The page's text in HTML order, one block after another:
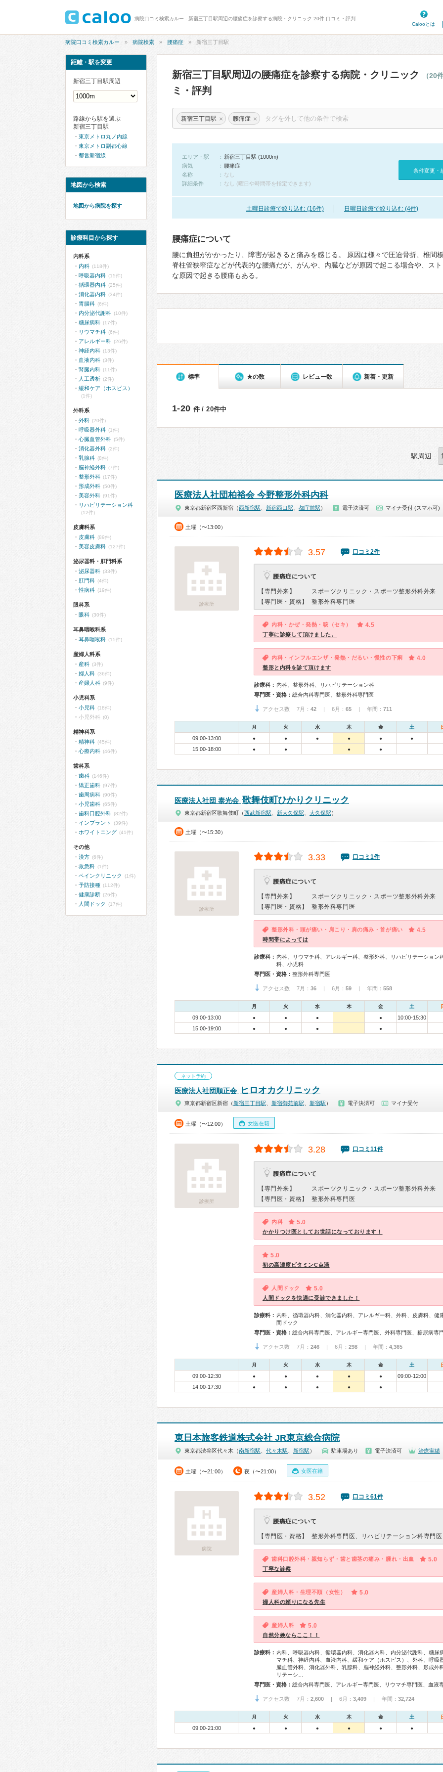
病院口コミ検索カルー - 新宿三丁目駅周辺の腰痛症を診察する病院・クリニック 20件 口コミ・評判
Calooとは
病院口コミ検索カルー 病院検索 腰痛症 新宿三丁目駅
新宿三丁目駅周辺の腰痛症を診察する病院・クリニック （20
ミ・評判
新宿三丁目駅 × 腰痛症 ×
エリア・駅
新宿三丁目駅 (1000m)
病気
腰痛症
名称
なし
詳細条件
なし (曜日や時間帯を指定できます)
条件変更・
土曜日診療で絞り込む (16件) 日曜日診療で絞り込む (4件)
腰痛症について
腰に負担がかかったり、障害が起きると痛みを感じる。 原因は様々で圧迫骨折、椎間
脊柱管狭窄症などが代表的な腰痛だが、がんや、内臓などが原因で起こる場合や、ス
な原因で起きる腰痛もある。
標準 ★の数 レビュー数 新着・更新
1-20 件 / 20件中
駅周辺
医療法人社団柏裕会 今野整形外科内科
東京都新宿区西新宿（西新宿駅 新宿西口駅 都庁前駅 ） 電子決済可 マイナ受付 (スマホ可)
土曜（〜13:00）
診療所
3.57 口コミ2件
腰痛症について
【専門外来】
スポーツクリニック・スポーツ整形外科外来
【専門医・資格】
整形外科専門医
内科・かぜ・発熱・咳（セキ） 4.5
丁寧に診療して頂けました。
内科・インフルエンザ・発熱・だるい・慢性の下痢 4.0
整形と内科を診て頂けます
診療科： 内科、整形外科、リハビリテーション科
専門医・資格： 総合内科専門医、整形外科専門医
アクセス数 7月： 42 | 6月： 65 | 年間： 711
月 火 水 木 金 土
09:00-13:00 ● ● ● ● ● ●
15:00-18:00 ● ● ● ●
医療法人社団 泰光会 歌舞伎町ひかりクリニック
東京都新宿区歌舞伎町（西武新宿駅 新大久保駅 大久保駅 ）
土曜（〜15:30）
診療所
3.33 口コミ1件
腰痛症について
【専門外来】
スポーツクリニック・スポーツ整形外科外来
【専門医・資格】
整形外科専門医
整形外科・頭が痛い・肩こり・肩の痛み・首が痛い 4.5
時間帯によっては
診療科： 内科、リウマチ科、アレルギー科、整形外科、リハビリテーション
科、小児科
専門医・資格： 整形外科専門医
アクセス数 7月： 36 | 6月： 59 | 年間： 558
月 火 水 木 金 土
09:00-13:00 ● ● ● ●
10:00-15:30
15:00-19:00
● ● ● ●
ネット予約
医療法人社団順正会 ヒロオカクリニック
東京都新宿区新宿（ 新宿三丁目駅 新宿御苑前駅 新宿駅 ） 電子決済可 マイナ受付
土曜（〜12:00） 女医在籍
診療所
3.28 口コミ11件
腰痛症について
【専門外来】
スポーツクリニック・スポーツ整形外科外来
【専門医・資格】
整形外科専門医
内科 5.0
かかりつけ医としてお世話になっております！
5.0
初の高濃度ビタミンC点滴
人間ドック 5.0
人間ドックを快適に受診できました！
診療科： 内科、循環器内科、消化器内科、アレルギー科、外科、皮膚科、健
間ドック
専門医・資格：
アクセス数 7月： 246 | 6月： 298 | 年間： 4,365
月 火 水 木 金 土
09:00-12:30 ● ● ● ● ●
09:00-12:00
14:00-17:30
● ● ● ● ●
東日本旅客鉄道株式会社 JR東京総合病院
東京都渋谷区代々木（南新宿駅 代々木駅 新宿駅 ） 駐車場あり 電子決済可 治療実績
土曜（〜21:00） 夜（〜21:00） 女医在籍
病院
3.52 口コミ61件
腰痛症について
【専門医・資格】 整形外科専門医、リハビリテーション科専門医
歯科口腔外科・親知らず・歯と歯茎の痛み・腫れ・出血 5.0
丁寧な診察
産婦人科・生理不順（女性） 5.0
婦人科の頼りになる先生
産婦人科 5.0
自然分娩ならここ！！
診療科： 内科、呼吸器内科、循環器内科、消化器内科、内分泌代謝科、糖尿
マチ科、神経内科、血液内科、緩和ケア（ホスピス）、外科、呼吸
臓血管外科、消化器外科、乳腺科、脳神経外科、整形外科、形成外
リテーシ…
専門医・資格：
アクセス数 7月： 2,600 | 6月： 3,409 | 年間： 32,724
月 火 水 木 金 土
09:00-21:00 ● ● ● ● ● ●
距離・駅を変更
新宿三丁目駅周辺
路線から駅を選ぶ
新宿三丁目駅
東京メトロ丸ノ内線
東京メトロ副都心線
都営新宿線
地図から検索
地図から病院を探す
診療科目から探す
内科系
内科 (118件)
呼吸器内科 (15件)
循環器内科 (25件)
消化器内科 (34件)
胃腸科 (6件)
内分泌代謝科 (10件)
糖尿病科 (17件)
リウマチ科 (6件)
アレルギー科 (26件)
神経内科 (13件)
血液内科 (3件)
腎臓内科 (11件)
人工透析 (2件)
緩和ケア（ホスピス）
(1件)
外科系
外科 (20件)
呼吸器外科 (1件)
心臓血管外科 (5件)
消化器外科 (2件)
乳腺科 (8件)
脳神経外科 (7件)
整形外科 (17件)
形成外科 (50件)
美容外科 (91件)
リハビリテーション科
(12件)
皮膚科系
皮膚科 (89件)
美容皮膚科 (127件)
泌尿器科・肛門科系
泌尿器科 (33件)
肛門科 (4件)
性病科 (19件)
眼科系
眼科 (30件)
耳鼻咽喉科系
耳鼻咽喉科 (15件)
産婦人科系
産科 (3件)
婦人科 (36件)
産婦人科 (9件)
小児科系
小児科 (18件)
小児外科 (0)
精神科系
精神科 (45件)
心療内科 (46件)
歯科系
歯科 (146件)
矯正歯科 (97件)
歯周病科 (90件)
小児歯科 (65件)
歯科口腔外科 (82件)
インプラント (39件)
ホワイトニング (41件)
その他
漢方 (6件)
救急科 (1件)
ペインクリニック (1件)
予防接種 (112件)
健康診断 (26件)
人間ドック (17件)